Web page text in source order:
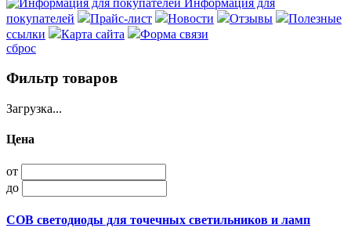
покупателей
Прайс-лист Новости Отзывы
Полезные
ссылки
Карта сайта
Форма связи
сброс
Фильтр товаров
Загрузка...
Цена
от
до
COB светодиоды для точечных светильников и ламп